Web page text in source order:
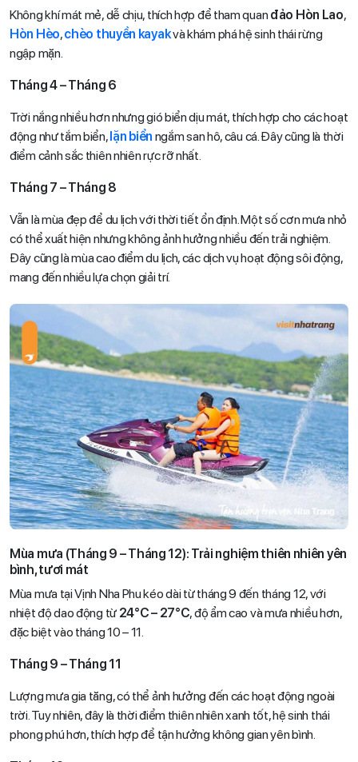
Không khí mát mẻ, dễ chịu, thích hợp để tham quan đảo Hòn Lao,
Hòn Hèo,chèo thuyền kayakvà khám phá hệ sinh thái rừng
ngập mặn.
Tháng 4 – Tháng 6
Trời nắng nhiều hơn nhưng gió biển dịu mát, thích hợp cho các hoạt
động như tắm biển,lặn biển ngắm san hô, câu cá. Đây cũng là thời
điểm cảnh sắc thiên nhiên rực rỡ nhất.
Tháng 7 – Tháng 8
Vẫn là mùa đẹp để du lịch với thời tiết ổn định. Một số cơn mưa nhỏ
có thể xuất hiện nhưng không ảnh hưởng nhiều đến trải nghiệm.
Đây cũng là mùa cao điểm du lịch, các dịch vụ hoạt động sôi động,
mang đến nhiều lựa chọn giải trí.
Mùa mưa (Tháng 9 – Tháng 12): Trải nghiệm thiên nhiên yên
bình, tươi mát
Mùa mưa tại Vịnh Nha Phu kéo dài từ tháng 9 đến tháng 12, với
nhiệt độ dao động từ 24°C – 27°C, độ ẩm cao và mưa nhiều hơn,
đặc biệt vào tháng 10 – 11.
Tháng 9 – Tháng 11
Lượng mưa gia tăng, có thể ảnh hưởng đến các hoạt động ngoài
trời. Tuy nhiên, đây là thời điểm thiên nhiên xanh tốt, hệ sinh thái
phong phú hơn, thích hợp để tận hưởng không gian yên bình.